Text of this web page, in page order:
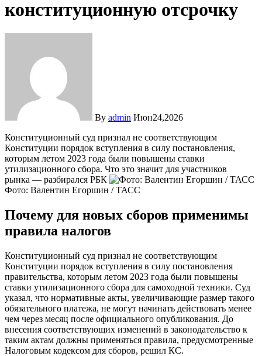
конституционную отсрочку
By admin Июн24,2026
Конституционный суд признал не соответствующим
Конституции порядок вступления в силу постановления,
которым летом 2023 года были повышены ставки
утилизационного сбора. Что это значит для участников
рынка — разбирался РБК
Фото: Валентин Егоршин / ТАСС
Почему для новых сборов применимы
правила налогов
Конституционный суд признал не соответствующим
Конституции порядок вступления в силу постановления
правительства, которым летом 2023 года были повышены
ставки утилизационного сбора для самоходной техники. Суд
указал, что нормативные акты, увеличивающие размер такого
обязательного платежа, не могут начинать действовать менее
чем через месяц после официального опубликования. До
внесения соответствующих изменений в законодательство к
таким актам должны применяться правила, предусмотренные
Налоговым кодексом для сборов, решил КС.